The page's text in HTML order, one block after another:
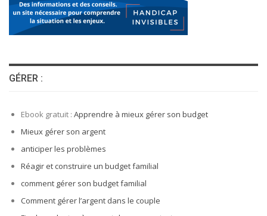
GÉRER :
Ebook gratuit : Apprendre à mieux gérer son budget
Mieux gérer son argent
anticiper les problèmes
Réagir et construire un budget familial
comment gérer son budget familial
Comment gérer l’argent dans le couple